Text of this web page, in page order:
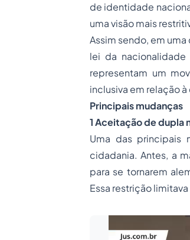
de identidade
uma visão mais
Assim sendo, em
lei da nacionalidade
representam um
inclusiva em relação
Principais mudanças
1 Aceitação de dupla
Uma das principais
cidadania. Antes, a
para se tornarem
Essa restrição